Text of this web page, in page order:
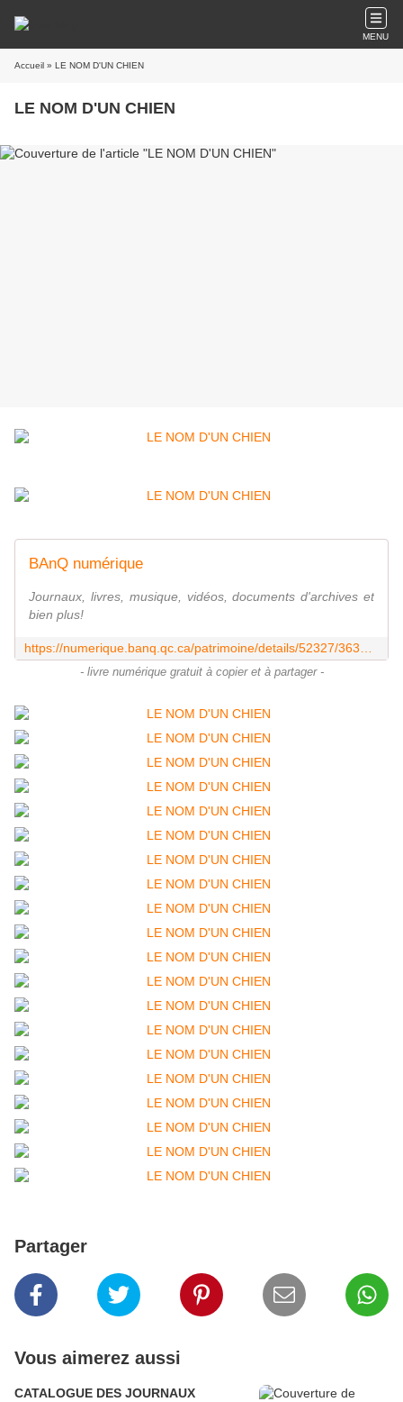
MENU
Accueil » LE NOM D'UN CHIEN
LE NOM D'UN CHIEN
BAnQ numérique
Journaux, livres, musique, vidéos, documents d'archives et
bien plus!
- livre numérique gratuit à copier et à partager -
Partager
Vous aimerez aussi
CATALOGUE DES JOURNAUX